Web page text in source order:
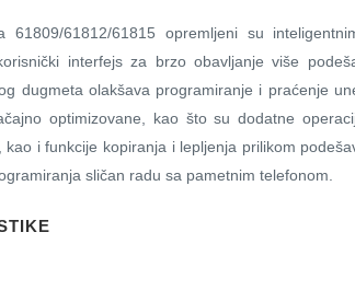
61809/61812/61815 opremljeni su
interfejs za brzo obavljanje više
dugmeta olakšava programiranje i praćenje
optimizovane, kao što su dodatne
i funkcije kopiranja i lepljenja prilikom
sličan radu sa pametnim telefonom.